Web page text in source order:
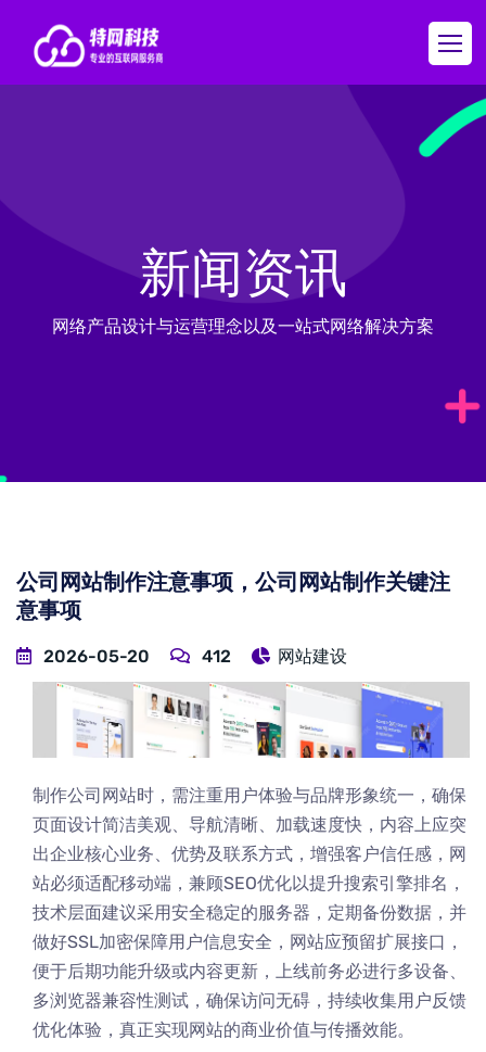
新闻资讯
网络产品设计与运营理念以及一站式网络解决方案
公司网站制作注意事项，公司网站制作关键注
意事项
2026-05-20 412 网站建设
制作公司网站时，需注重用户体验与品牌形象统一，确保
页面设计简洁美观、导航清晰、加载速度快，内容上应突
出企业核心业务、优势及联系方式，增强客户信任感，网
站必须适配移动端，兼顾SEO优化以提升搜索引擎排名，
技术层面建议采用安全稳定的服务器，定期备份数据，并
做好SSL加密保障用户信息安全，网站应预留扩展接口，
便于后期功能升级或内容更新，上线前务必进行多设备、
多浏览器兼容性测试，确保访问无碍，持续收集用户反馈
优化体验，真正实现网站的商业价值与传播效能。